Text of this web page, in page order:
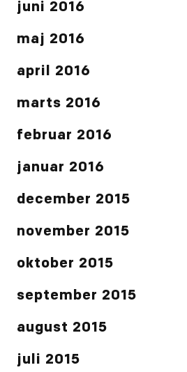
juni 2016
maj 2016
april 2016
marts 2016
februar 2016
januar 2016
december 2015
november 2015
oktober 2015
september 2015
august 2015
juli 2015